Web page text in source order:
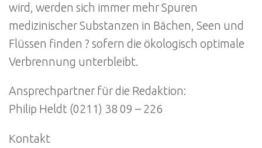
wird, werden sich immer mehr Spuren
medizinischer Substanzen in Bächen, Seen und
Flüssen finden ? sofern die ökologisch optimale
Verbrennung unterbleibt.
Ansprechpartner für die Redaktion:
Philip Heldt (0211) 38 09 – 226
Kontakt